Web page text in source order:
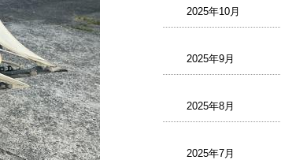
2025年10月
2025年9月
2025年8月
2025年7月